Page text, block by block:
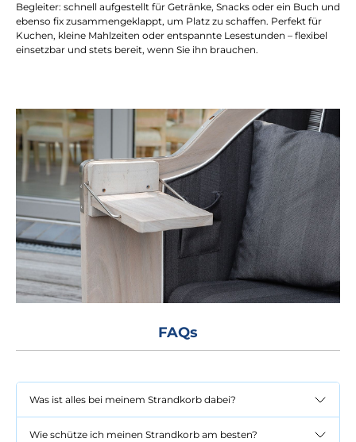
Begleiter: schnell aufgestellt für Getränke, Snacks oder ein Buch und
ebenso fix zusammengeklappt, um Platz zu schaffen. Perfekt für
Kuchen, kleine Mahlzeiten oder entspannte Lesestunden – flexibel
einsetzbar und stets bereit, wenn Sie ihn brauchen.
FAQs
Was ist alles bei meinem Strandkorb dabei?
Wie schütze ich meinen Strandkorb am besten?